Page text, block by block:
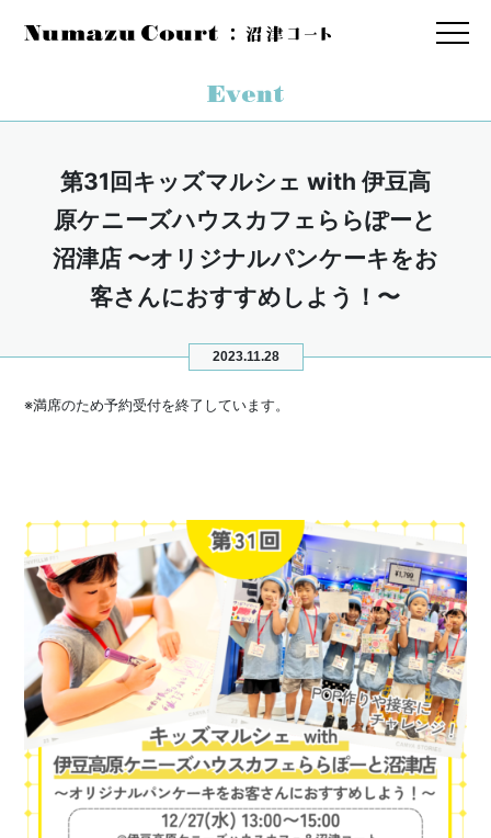
第31回キッズマルシェ with 伊豆高
原ケニーズハウスカフェららぽーと
沼津店 〜オリジナルパンケーキをお
客さんにおすすめしよう！〜
2023.11.28
※満席のため予約受付を終了しています。